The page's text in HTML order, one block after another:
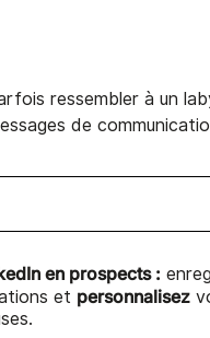
ressembler à un
de
en prospects :
et personnalisez